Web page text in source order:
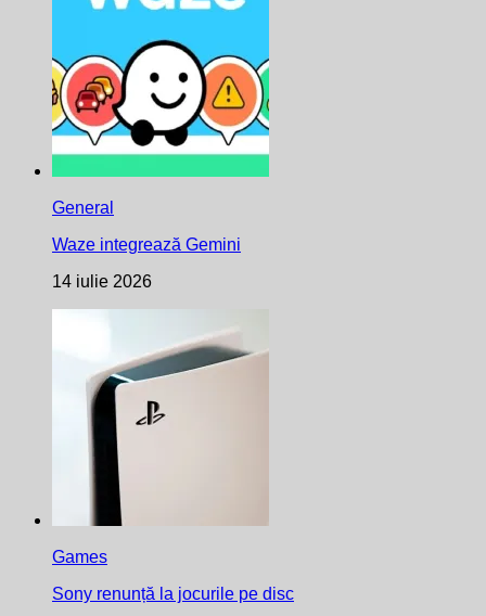
General
Waze integrează Gemini
14 iulie 2026
Games
Sony renunță la jocurile pe disc